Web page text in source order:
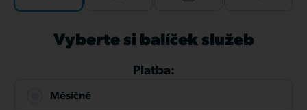
Vyberte si balíček služeb
Platba:
Měsíčně